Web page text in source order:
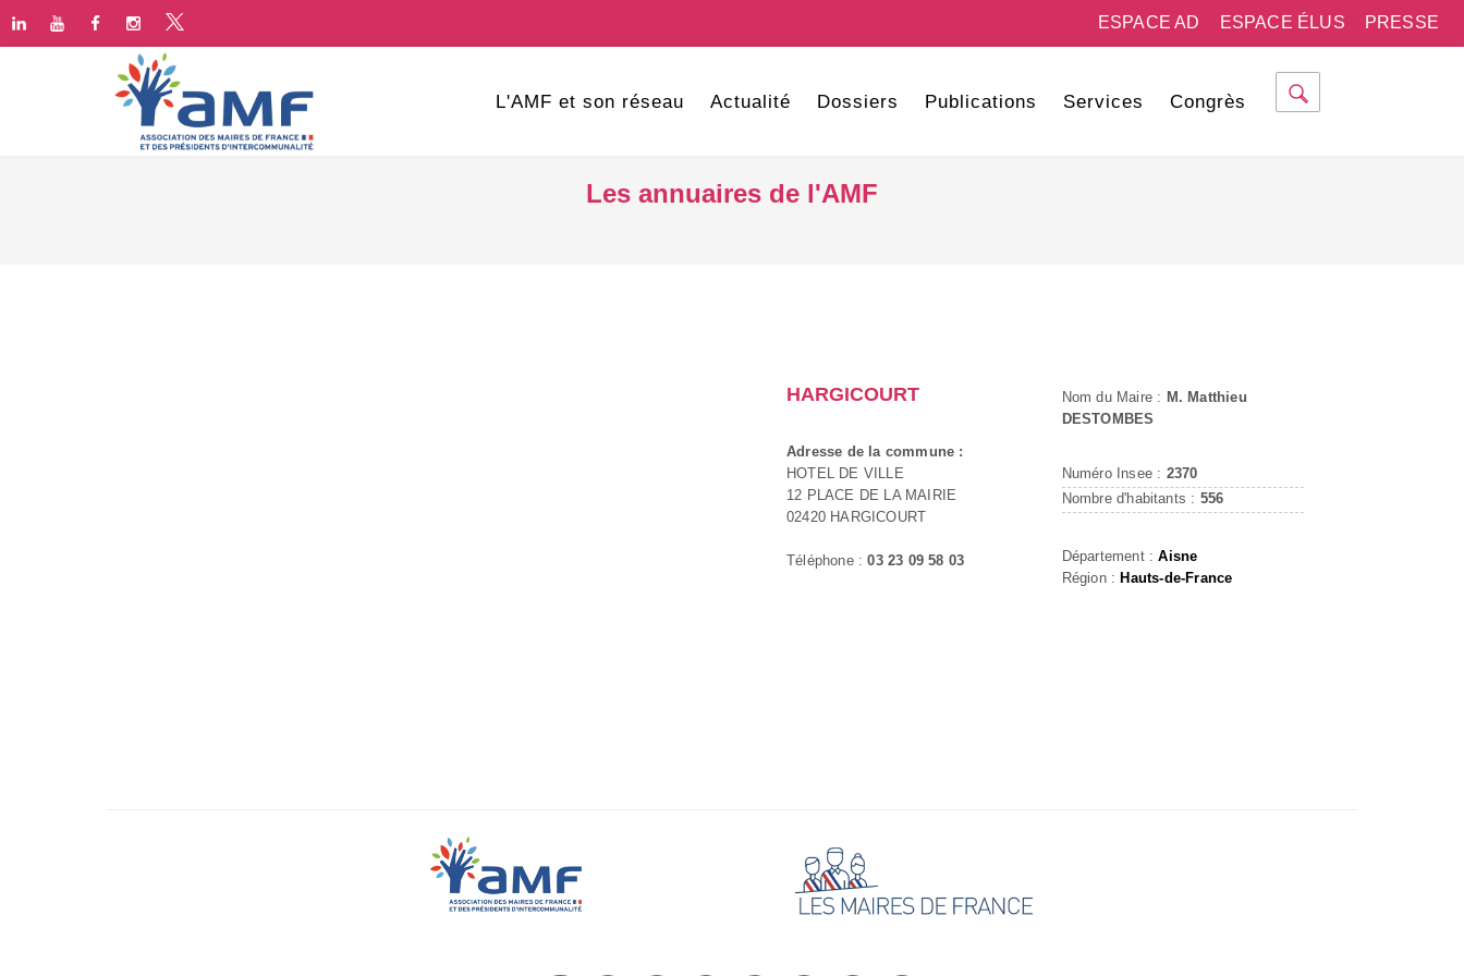
PRESSE
ESPACE ÉLUS
ESPACE AD
L'AMF et son réseau Actualité Dossiers Publications Services Congrès
Les annuaires de l'AMF
HARGICOURT
Adresse de la commune :
HOTEL DE VILLE
12 PLACE DE LA MAIRIE
02420 HARGICOURT
Téléphone :03 23 09 58 03
Nom du Maire : M. Matthieu
DESTOMBES
Numéro Insee : 2370
Nombre d'habitants : 556
Département :Aisne
Région : Hauts-de-France